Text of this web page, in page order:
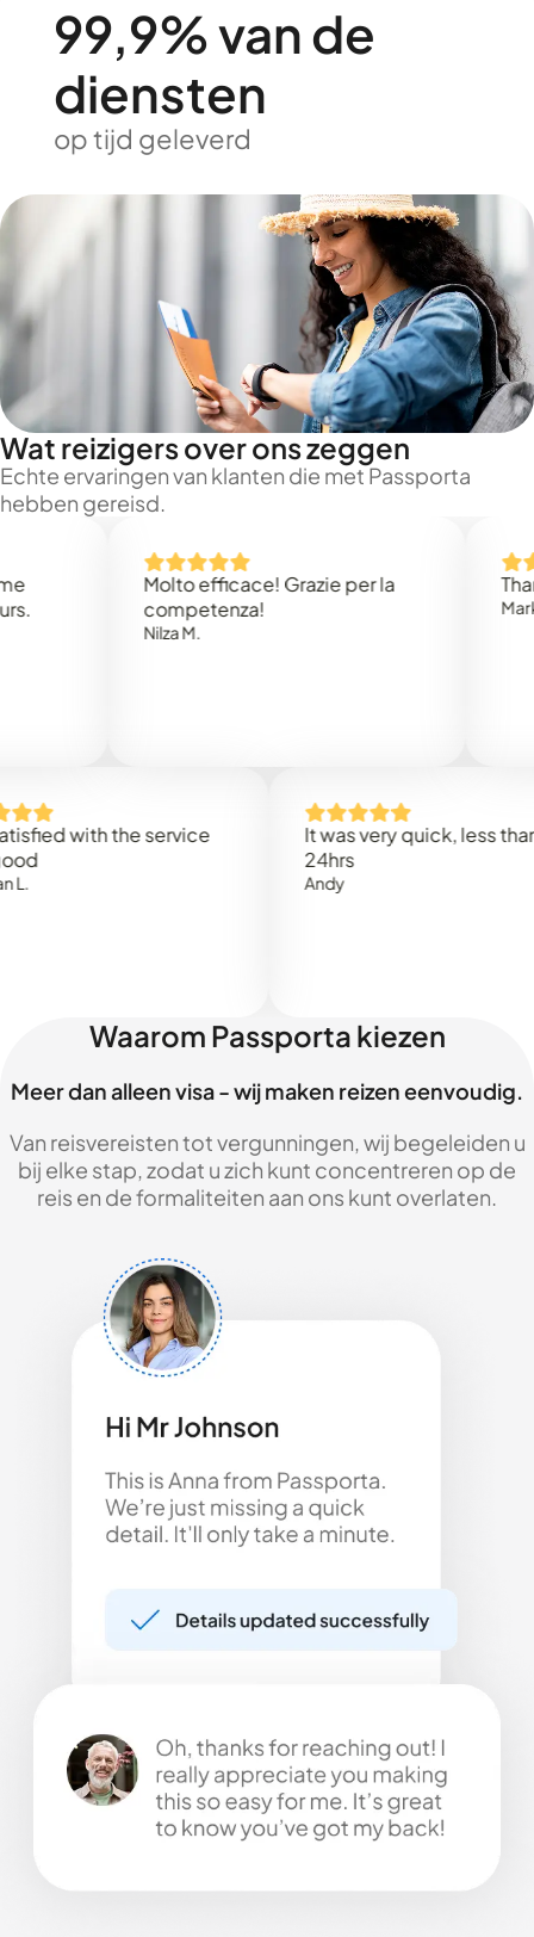
99,9% van de
diensten
op tijd geleverd
Wat reizigers over ons zeggen
Echte ervaringen van klanten die met Passporta
hebben gereisd.
Molto efficace! Grazie per la
competenza!
Thank
Mark N.
with the service
It was very quick, less than
Waarom Passporta kiezen
Meer dan alleen visa - wij maken reizen eenvoudig.
Van reisvereisten tot vergunningen, wij begeleiden u
bij elke stap, zodat u zich kunt concentreren op de
reis en de formaliteiten aan ons kunt overlaten.